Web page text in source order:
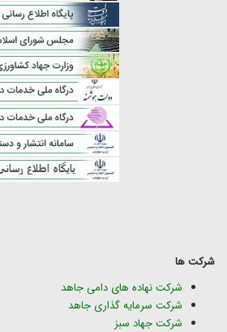
شرکت ها
شرکت نهاده های دامی جاهد
شرکت سرمایه گذاری جاهد
شرکت جهاد سبز